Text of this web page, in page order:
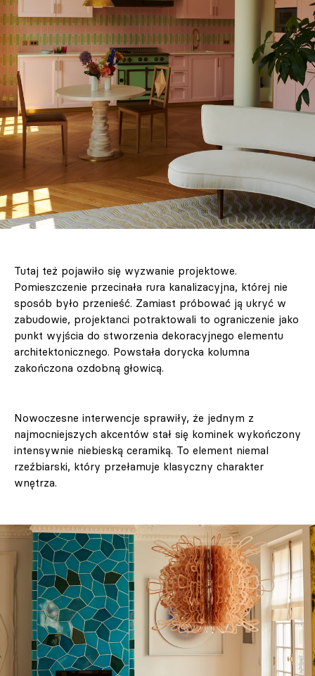
Tutaj też pojawiło się wyzwanie projektowe.
Pomieszczenie przecinała rura kanalizacyjna, której nie
sposób było przenieść. Zamiast próbować ją ukryć w
zabudowie, projektanci potraktowali to ograniczenie jako
punkt wyjścia do stworzenia dekoracyjnego elementu
architektonicznego. Powstała dorycka kolumna
zakończona ozdobną głowicą.
Nowoczesne interwencje sprawiły, że jednym z
najmocniejszych akcentów stał się kominek wykończony
intensywnie niebieską ceramiką. To element niemal
rzeźbiarski, który przełamuje klasyczny charakter
wnętrza.